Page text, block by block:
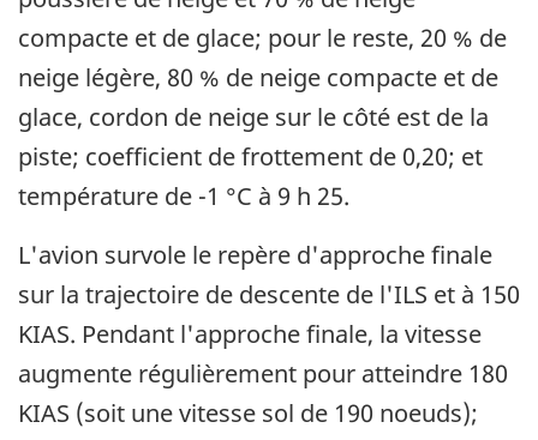
compacte et de glace; pour le reste, 20 % de
neige légère, 80 % de neige compacte et de
glace, cordon de neige sur le côté est de la
piste; coefficient de frottement de 0,20; et
température de -1 °C à 9 h 25.
L'avion survole le repère d'approche finale
sur la trajectoire de descente de l'ILS et à 150
KIAS. Pendant l'approche finale, la vitesse
augmente régulièrement pour atteindre 180
KIAS (soit une vitesse sol de 190 noeuds);